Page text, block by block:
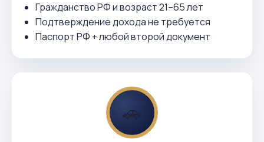
Гражданство РФ и возраст 21–65 лет
Подтверждение дохода не требуется
Паспорт РФ + любой второй документ
🚗